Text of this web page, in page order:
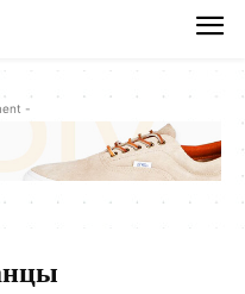
-